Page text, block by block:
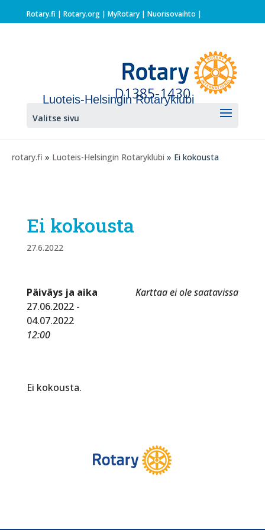
Rotary.fi | Rotary.org| MyRotary | Nuorisovaihto |
Luoteis-Helsingin Rotaryklubi
Valitse sivu
rotary.fi » Luoteis-Helsingin Rotaryklubi » Ei kokousta
Ei kokousta
27.6.2022
Karttaa ei ole saatavissa
Päiväys ja aika
27.06.2022 -
04.07.2022
12:00
Ei kokousta.